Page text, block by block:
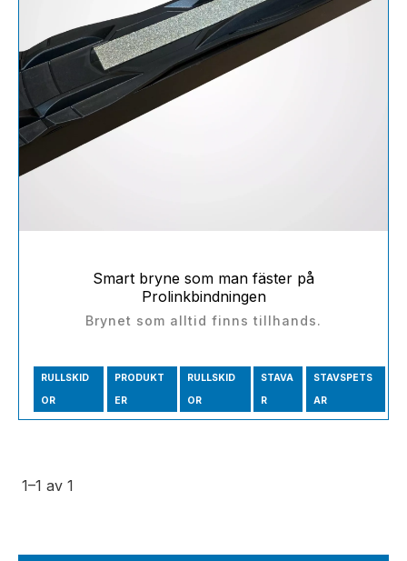
Smart bryne som man fäster på
Prolinkbindningen
Brynet som alltid finns tillhands.
RULLSKID
OR
PRODUKT
ER
RULLSKID
OR
STAVA
R
STAVSPETS
AR
1–1 av 1